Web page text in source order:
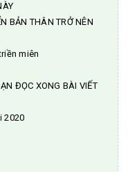
BẢN THÂN TRỞ NÊN
miên
ĐỌC XONG BÀI VIẾT
2020